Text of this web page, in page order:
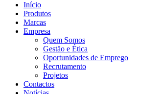
Início
Produtos
Marcas
Empresa
Quem Somos
Gestão e Ética
Oportunidades de Emprego
Recrutamento
Projetos
Contactos